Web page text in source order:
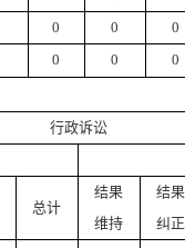
0 0 0
0 0 0
行政诉讼
总计
结果
维持
结果
纠正